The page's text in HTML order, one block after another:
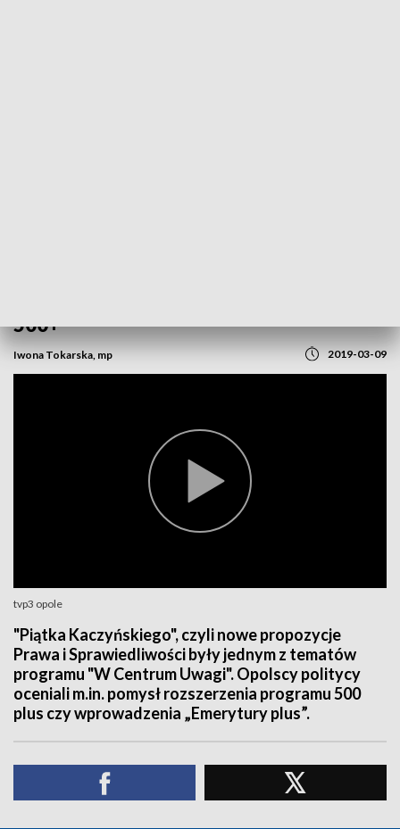
500+
Iwona Tokarska, mp 2019-03-09
tvp3 opole
"Piątka Kaczyńskiego", czyli nowe propozycje
Prawa i Sprawiedliwości były jednym z tematów
programu "W Centrum Uwagi". Opolscy politycy
oceniali m.in. pomysł rozszerzenia programu 500
plus czy wprowadzenia „Emerytury plus”.